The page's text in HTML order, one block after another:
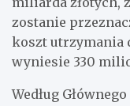
zostanie
koszt utrzymania
wyniesie 330
Według